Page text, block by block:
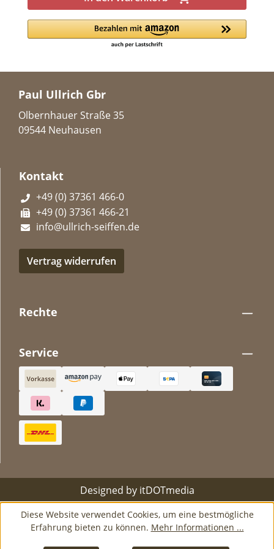
Paul Ullrich Gbr
Olbernhauer Straße 35
09544 Neuhausen
Kontakt
+49 (0) 37361 466-0
+49 (0) 37361 466-21
info@ullrich-seiffen.de
Vertrag widerrufen
Rechte
Service
Designed by itDOTmedia
Diese Website verwendet Cookies, um eine bestmögliche
Erfahrung bieten zu können. Mehr Informationen ...